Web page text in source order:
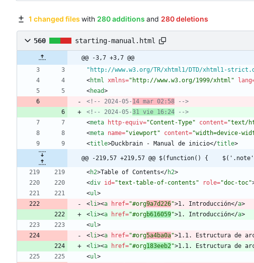
1 changed files with 280 additions and 280 deletions
560 starting-manual.html
@@ -3,7 +3,7 @@
"http://www.w3.org/TR/xhtml1/DTD/xhtml1-
<html xmlns="http://www.w3.org/1999/xhtml" lang
<head>
<!--
2024-05- 14 mar 02:58
-->
<!--
2024-05-31 vie 16:24
-->
<meta http-equiv="Content-Type" content="text/
<meta name="viewport" content="width=device-
<title>Duckbrain - Manual de inicio</title>
@@ -219,57 +219,57 @@ $(function() {
<h2>Table of Contents</h2>
<div id="text-table-of-contents" role="doc-toc"
<ul>
<li><a href="#org9a7d226">1. Introducción</a>
<li><a href="#orgb616059">1. Introducción</a>
<ul>
<li><a href="#org5a4ba0a">1.1. Estructura de
<li><a href="#org183eeb2">1.1. Estructura de
<ul>